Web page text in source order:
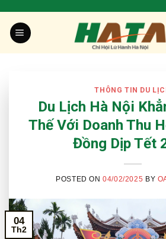
content
THÔNG TIN DU
Du Lịch Hà Nội
Thế Với Doanh Thu
Đồng Dịp Tết
POSTED ON04/02/2025 BY
04
Th2